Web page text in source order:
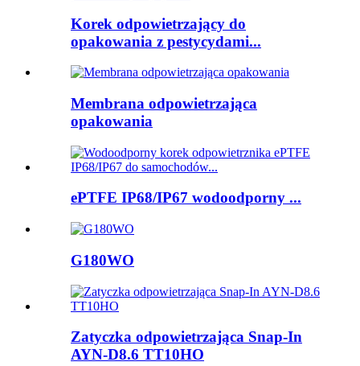
Korek odpowietrzający do
opakowania z pestycydami...
Membrana odpowietrzająca
opakowania
ePTFE IP68/IP67 wodoodporny ...
G180WO
Zatyczka odpowietrzająca Snap-In
AYN-D8.6 TT10HO